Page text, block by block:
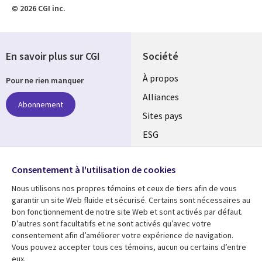
© 2026 CGI inc.
Société
À propos
Alliances
Sites pays
ESG
Fusions
Salle de presse
Ressources Support
En savoir plus sur CGI
Pour ne rien manquer
Abonnement
Suivez-nous
Social
Media
Global
FR
Consentement à l'utilisation de cookies
Nous utilisons nos propres témoins et ceux de tiers afin de vous
garantir un site Web fluide et sécurisé. Certains sont nécessaires au
bon fonctionnement de notre site Web et sont activés par défaut.
D’autres sont facultatifs et ne sont activés qu’avec votre
consentement afin d’améliorer votre expérience de navigation.
Vous pouvez accepter tous ces témoins, aucun ou certains d’entre
eux.